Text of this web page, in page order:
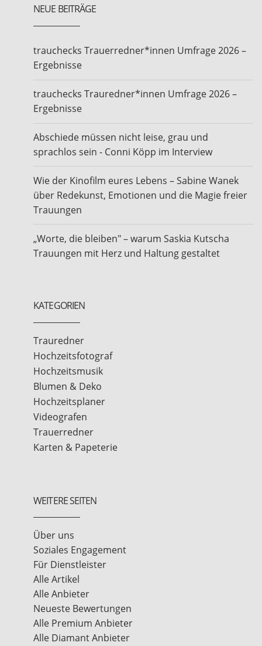
NEUE BEITRÄGE
trauchecks Trauerredner*innen Umfrage 2026 –
Ergebnisse
trauchecks Trauredner*innen Umfrage 2026 –
Ergebnisse
Abschiede müssen nicht leise, grau und
sprachlos sein - Conni Köpp im Interview
Wie der Kinofilm eures Lebens – Sabine Wanek
über Redekunst, Emotionen und die Magie freier
Trauungen
„Worte, die bleiben" – warum Saskia Kutscha
Trauungen mit Herz und Haltung gestaltet
KATEGORIEN
Trauredner
Hochzeitsfotograf
Hochzeitsmusik
Blumen & Deko
Hochzeitsplaner
Videografen
Trauerredner
Karten & Papeterie
WEITERE SEITEN
Über uns
Soziales Engagement
Für Dienstleister
Alle Artikel
Alle Anbieter
Neueste Bewertungen
Alle Premium Anbieter
Alle Diamant Anbieter